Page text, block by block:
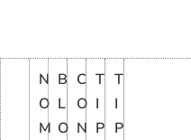
N
O
M
B
L
O
C
O
N
T
I
P
T
I
P